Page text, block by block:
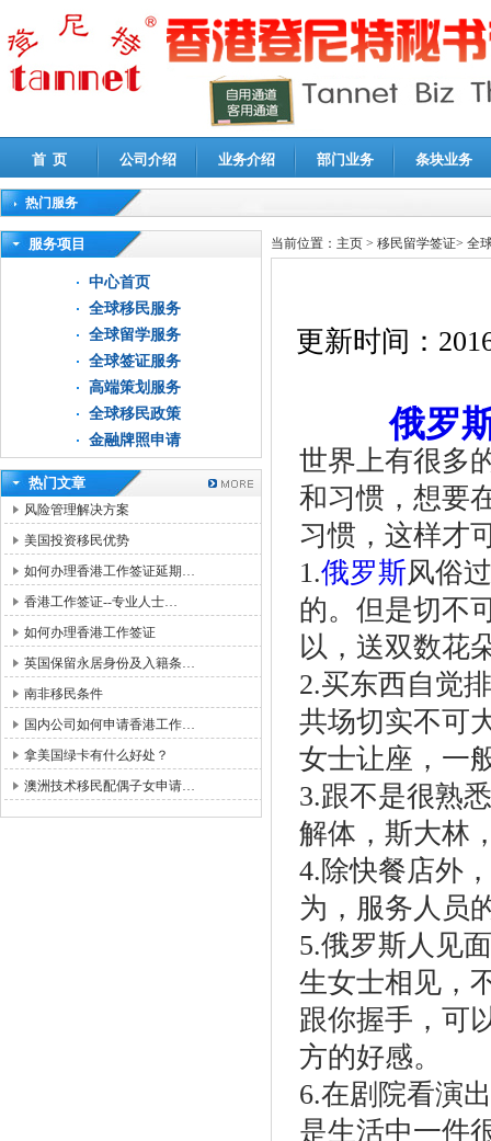
首 页 公司介绍 业务介绍 部门业务 条块业务
热门服务
高新技术企业认定审计|企业所得税汇算清缴申报鉴证
服务项目
中心首页
全球移民服务
全球留学服务
全球签证服务
高端策划服务
全球移民政策
金融牌照申请
热门文章
风险管理解决方案
美国投资移民优势
如何办理香港工作签证延期…
香港工作签证--专业人士…
如何办理香港工作签证
英国保留永居身份及入籍条…
南非移民条件
国内公司如何申请香港工作…
拿美国绿卡有什么好处？
澳洲技术移民配偶子女申请…
当前位置： 主页 > 移民留学签证> 全
更新时间：
俄罗
世界上有很多
和习惯，想要
习惯，这样才
1.俄罗斯风俗
的。但是切不
以，送双数花
2.买东西自觉
共场切实不可
女士让座，一
3.跟不是很熟
解体，斯大林
4.除快餐店外
为，服务人员
5.俄罗斯人见
生女士相见，
跟你握手，可
方的好感。
6.在剧院看演
是生活中一件